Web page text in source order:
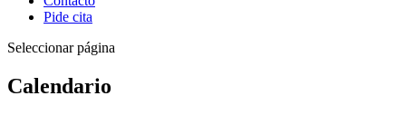
Pide cita
Seleccionar página
Calendario